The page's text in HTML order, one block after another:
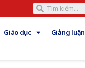
Giáo dục Giảng luận